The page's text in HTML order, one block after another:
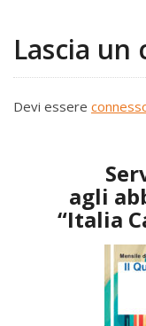
Lascia
Devi essere
agli
“Italia